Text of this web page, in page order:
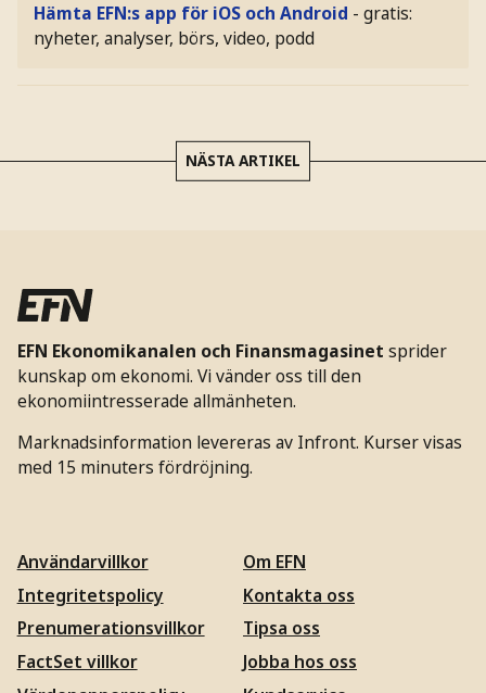
Hämta EFN:s app för iOS och Android - gratis:
nyheter, analyser, börs, video, podd
NÄSTA ARTIKEL
EFN Ekonomikanalen och Finansmagasinet sprider
kunskap om ekonomi. Vi vänder oss till den
ekonomiintresserade allmänheten.
Marknadsinformation levereras av Infront. Kurser visas
med 15 minuters fördröjning.
Användarvillkor
Integritetspolicy
Prenumerationsvillkor
FactSet villkor
Om EFN
Kontakta oss
Tipsa oss
Jobba hos oss